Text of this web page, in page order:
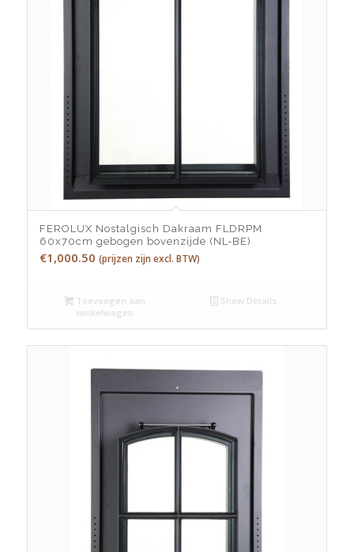
FEROLUX Nostalgisch Dakraam FLDRPM
60x70cm gebogen bovenzijde (NL-BE)
€1,000.50 (prijzen zijn excl. BTW)
Toevoegen aan
winkelwagen
Show Details